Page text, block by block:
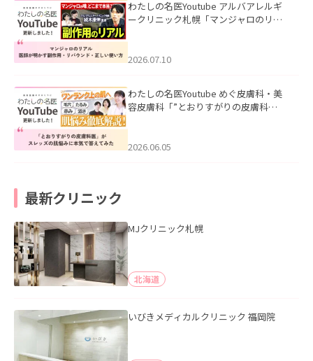
わたしの名医Youtube アルバアレルギ
ークリニック札幌「マンジャロのリア
た。
2026.07.10
わたしの名医Youtube めぐ皮膚科・美
容皮膚科「”とおりすがりの皮膚科
2026.06.05
最新クリニック
MJクリニック札幌
北海道
いびきメディカルクリニック 福岡院